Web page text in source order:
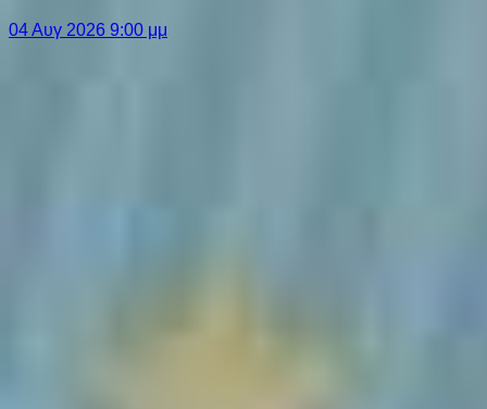
04 Αυγ 2026 9:00 μμ